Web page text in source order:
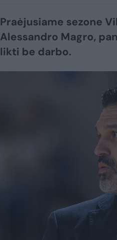
Praėjusiame sezone
Alessandro Magro,
likti be darbo.